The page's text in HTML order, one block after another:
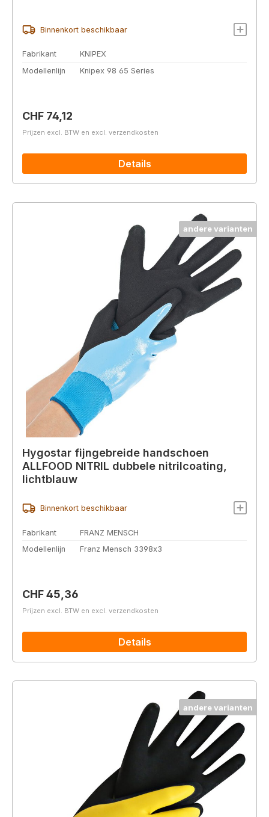
Binnenkort beschikbaar
Fabrikant
KNIPEX
Modellenlijn
Knipex 98 65 Series
Normale prijs:
CHF 74,12
Prijzen excl. BTW en excl. verzendkosten
Details
andere varianten
Hygostar fijngebreide handschoen
ALLFOOD NITRIL dubbele nitrilcoating,
lichtblauw
Binnenkort beschikbaar
Fabrikant
FRANZ MENSCH
Modellenlijn
Franz Mensch 3398x3
Normale prijs:
CHF 45,36
Prijzen excl. BTW en excl. verzendkosten
Details
andere varianten